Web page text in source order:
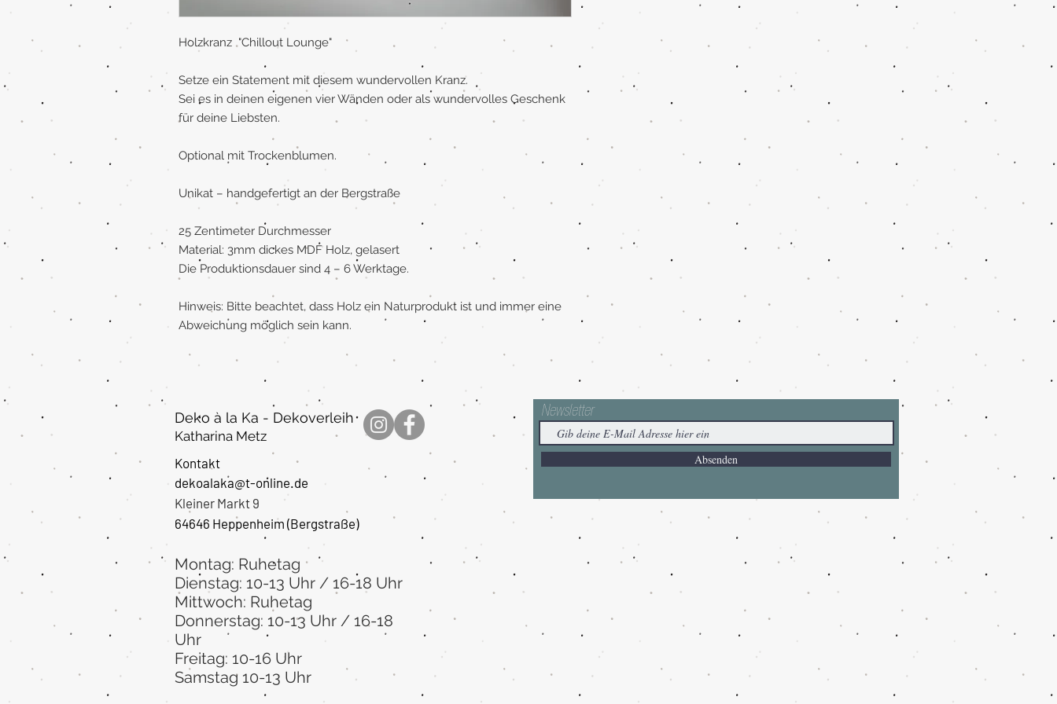
Holzkranz "Chillout Lounge"
Setze ein Statement mit diesem wundervollen Kranz.
Sei es in deinen eigenen vier Wänden oder als wundervolles Geschenk
für deine Liebsten.
Optional mit Trockenblumen.
Unikat – handgefertigt an der Bergstraße
25 Zentimeter Durchmesser
Material: 3mm dickes MDF Holz, gelasert
Die Produktionsdauer sind 4 – 6 Werktage.
Hinweis: Bitte beachtet, dass Holz ein Naturprodukt ist und immer eine
Abweichung möglich sein kann.
Deko à la Ka - Dekoverleih
Katharina Metz
Kontakt
dekoalaka@t-online.de
Kleiner Markt 9
64646 Heppenheim (Bergstraße)
Montag: Ruhetag
Dienstag: 10-13 Uhr / 16-18 Uhr
Mittwoch: Ruhetag
Donnerstag: 10-13 Uhr / 16-18
Uhr
Freitag: 10-16 Uhr
Samstag 10-13 Uhr
Newsletter
Absenden